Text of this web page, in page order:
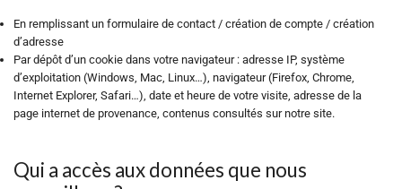
En remplissant un formulaire de contact / création de compte / création
d’adresse
Par dépôt d’un cookie dans votre navigateur : adresse IP, système
d’exploitation (Windows, Mac, Linux…), navigateur (Firefox, Chrome,
Internet Explorer, Safari…), date et heure de votre visite, adresse de la
page internet de provenance, contenus consultés sur notre site.
Qui a accès aux données que nous